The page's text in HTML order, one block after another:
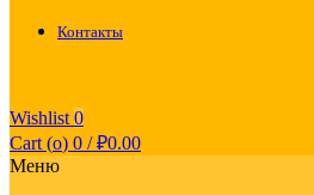
Контакты
Wishlist 0
Cart (o) 0 / ₽0.00
Меню